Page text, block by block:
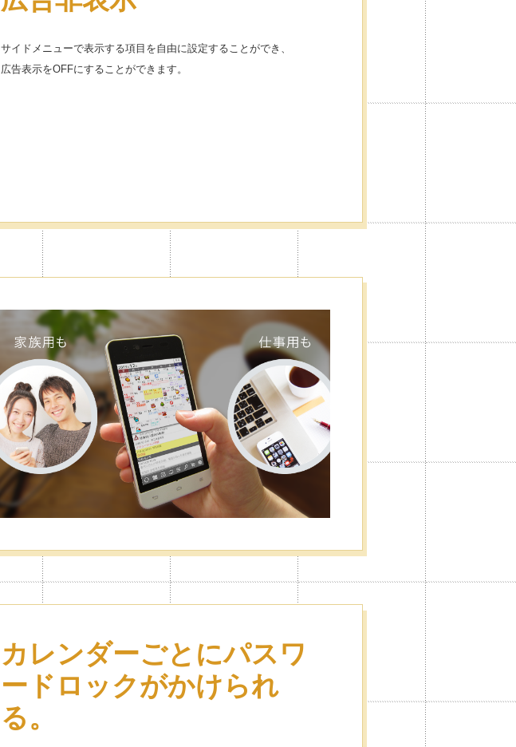
サイドメニューで表示する項目を自由に設定することができ、
広告表示をOFFにすることができます。
カレンダーごとにパスワ
ードロックがかけられ
る。